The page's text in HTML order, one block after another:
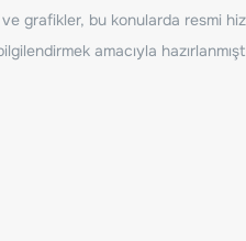
grafikler, bu konularda resmi
amacıyla